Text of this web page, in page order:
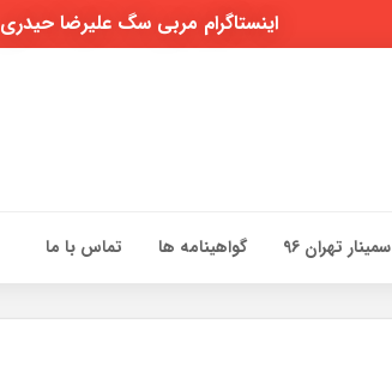
اینستاگرام مربی سگ علیرضا حیدری
سمینار تهران 96 گواهینامه ها تماس با ما